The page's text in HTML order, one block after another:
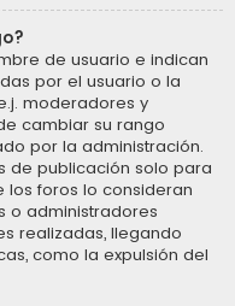
de usuario e indican
por el usuario o la
moderadores y
cambiar su rango
por la administración.
de publicación solo para
los foros lo consideran
o administradores
realizadas, llegando
como la expulsión del